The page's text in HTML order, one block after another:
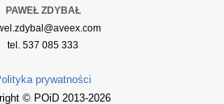
PAWEŁ ZDYBAŁ
tel. 537 085 333
prywatności
© POiD 2013-2026